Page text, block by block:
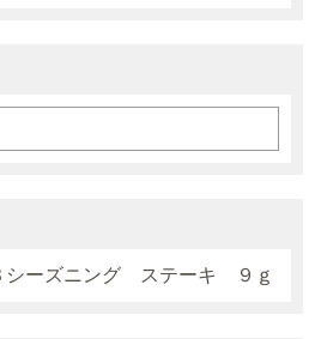
シーズニング ステーキ ９ｇ